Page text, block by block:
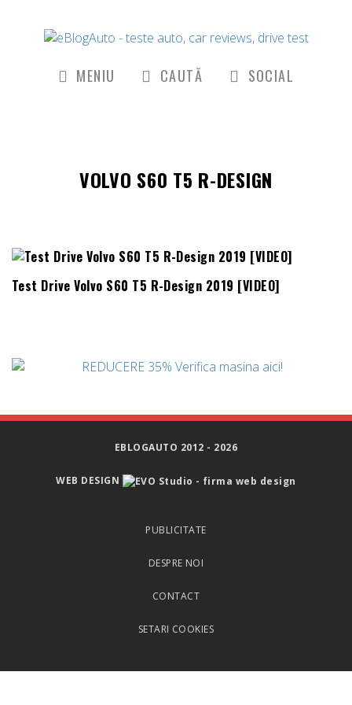
MENIU CAUTĂ SOCIAL
VOLVO S60 T5 R-DESIGN
Test Drive Volvo S60 T5 R-Design 2019 [VIDEO]
EBLOGAUTO 2012 - 2026
WEB DESIGN
PUBLICITATE
DESPRE NOI
CONTACT
SETARI COOKIES